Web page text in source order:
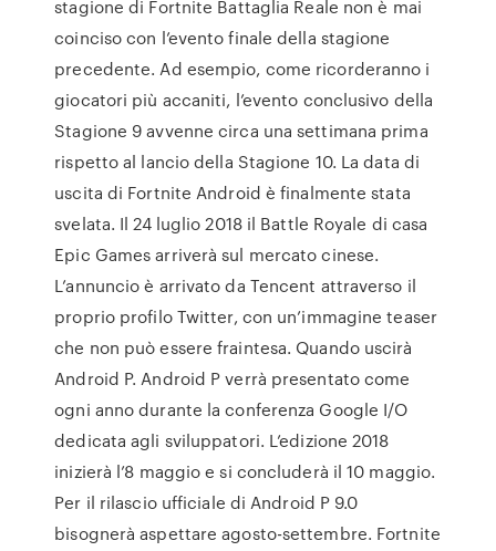
stagione di Fortnite Battaglia Reale non è mai
coinciso con l’evento finale della stagione
precedente. Ad esempio, come ricorderanno i
giocatori più accaniti, l’evento conclusivo della
Stagione 9 avvenne circa una settimana prima
rispetto al lancio della Stagione 10. La data di
uscita di Fortnite Android è finalmente stata
svelata. Il 24 luglio 2018 il Battle Royale di casa
Epic Games arriverà sul mercato cinese.
L’annuncio è arrivato da Tencent attraverso il
proprio profilo Twitter, con un’immagine teaser
che non può essere fraintesa. Quando uscirà
Android P. Android P verrà presentato come
ogni anno durante la conferenza Google I/O
dedicata agli sviluppatori. L’edizione 2018
inizierà l’8 maggio e si concluderà il 10 maggio.
Per il rilascio ufficiale di Android P 9.0
bisognerà aspettare agosto-settembre. Fortnite